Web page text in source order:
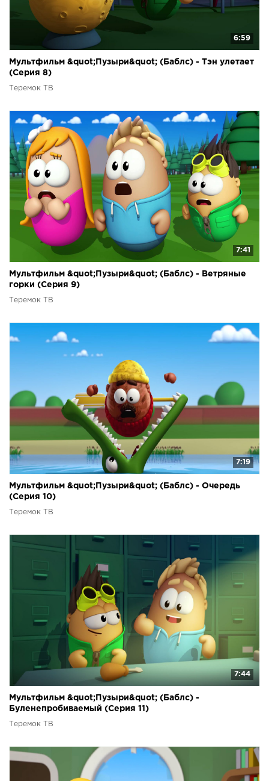
6:59
Мультфильм &quot;Пузыри&quot; (Баблс) - Тэн улетает
(Серия 8)
Теремок ТВ
7:41
Мультфильм &quot;Пузыри&quot; (Баблс) - Ветряные
горки (Серия 9)
Теремок ТВ
7:19
Мультфильм &quot;Пузыри&quot; (Баблс) - Очередь
(Серия 10)
Теремок ТВ
7:44
Мультфильм &quot;Пузыри&quot; (Баблс) -
Буленепробиваемый (Серия 11)
Теремок ТВ